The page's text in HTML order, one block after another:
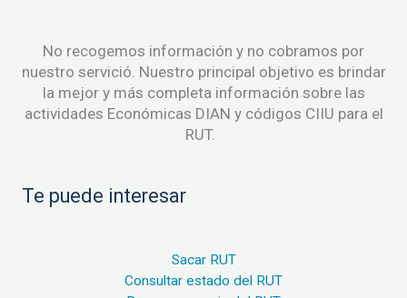
No recogemos información y no cobramos por
nuestro servició. Nuestro principal objetivo es brindar
la mejor y más completa información sobre las
actividades Económicas DIAN y códigos CIIU para el
RUT.
Te puede interesar
Sacar RUT
Consultar estado del RUT